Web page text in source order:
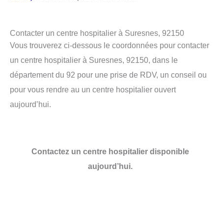
Contacter un centre hospitalier à Suresnes, 92150
Vous trouverez ci-dessous le coordonnées pour contacter
un centre hospitalier à Suresnes, 92150, dans le
département du 92 pour une prise de RDV, un conseil ou
pour vous rendre au un centre hospitalier ouvert
aujourd’hui.
Contactez un centre hospitalier disponible
aujourd’hui.